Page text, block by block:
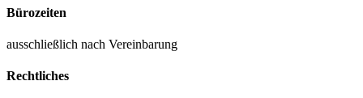
Bürozeiten
ausschließlich nach Vereinbarung
Rechtliches